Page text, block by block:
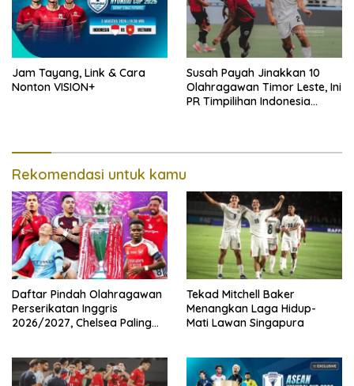
Jam Tayang, Link & Cara
Nonton VISION+
Susah Payah Jinakkan 10
Olahragawan Timor Leste, Ini
PR Timpilihan Indonesia
Rekomendasi untuk kamu
Daftar Pindah Olahragawan
Perserikatan Inggris
2026/2027, Chelsea Paling
Tekad Mitchell Baker
Menangkan Laga Hidup-
Mati Lawan Singapura